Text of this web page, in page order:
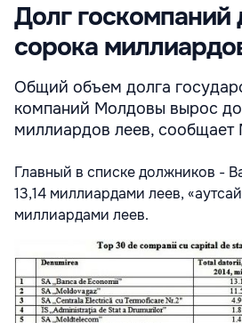
Долг госкомпаний
сорока
Общий объем долга
компаний Молдовы вырос
миллиардов леев, сообщает
Главный в списке должников -
13,14 миллиардами леев,
миллиардами леев.